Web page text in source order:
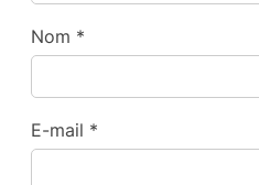
Nom *
E-mail *